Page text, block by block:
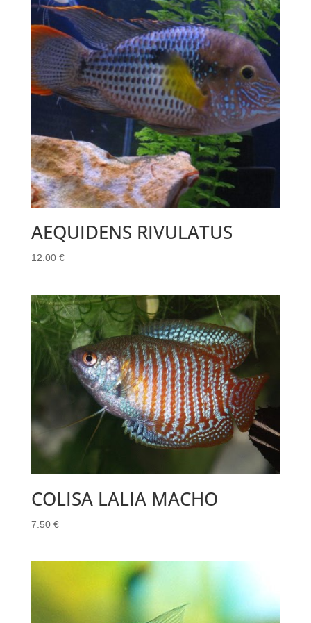
AEQUIDENS RIVULATUS
12.00 €
COLISA LALIA MACHO
7.50 €